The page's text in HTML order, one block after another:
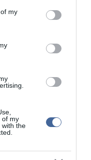
You may click to
third-party tags to
in below Google
my
of my
with the
helyen végzett az Alpine-
Dzabi (58 kör, 306,183
másodperc hátrány
mp h.
mp h.
mp h.
perc h.
p h.